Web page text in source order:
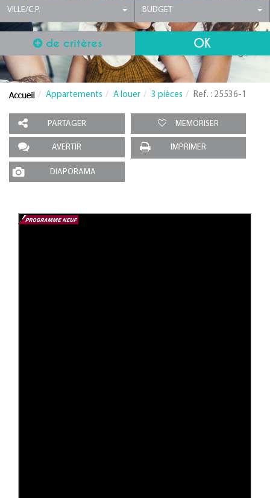
VILLE/C.P. BUDGET
de critères
Appartements A louer 3 pièces Ref. : 25536-1
PARTAGER MEMORISER
AVERTIR IMPRIMER
DIAPORAMA